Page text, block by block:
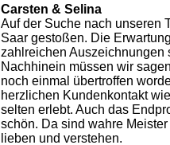
Carsten & Selina
Auf der Suche nach unseren
Saar gestoßen. Die
zahlreichen Auszeichnungen
Nachhinein müssen wir
noch einmal übertroffen
herzlichen Kundenkontakt
selten erlebt. Auch das
schön. Da sind wahre
lieben und verstehen.